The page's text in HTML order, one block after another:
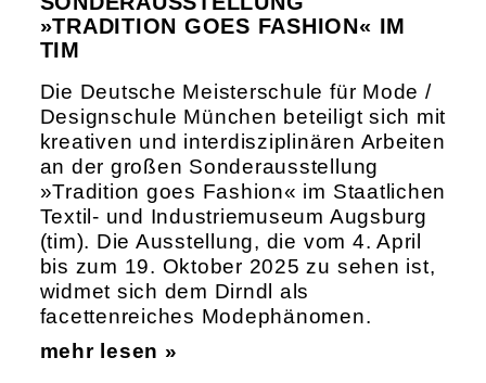
»TRADITION GOES FASHION« IM
TIM
Die Deutsche Meisterschule für Mode /
Designschule München beteiligt sich mit
kreativen und interdisziplinären Arbeiten
an der großen Sonderausstellung
»Tradition goes Fashion« im Staatlichen
Textil- und Industriemuseum Augsburg
(tim). Die Ausstellung, die vom 4. April
bis zum 19. Oktober 2025 zu sehen ist,
widmet sich dem Dirndl als
facettenreiches Modephänomen.
mehr lesen »